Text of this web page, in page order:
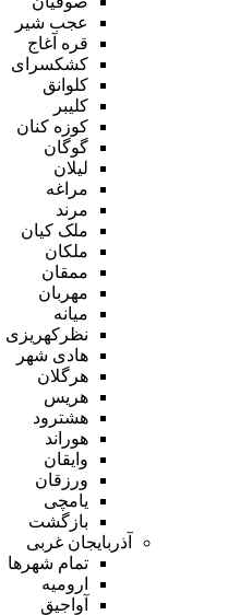
عجب شیر
قره آغاج
کشکسرای
کلوانق
کلیبر
کوزه کنان
گوگان
لیلان
مراغه
مرند
ملک کیان
ملکان
ممقان
مهربان
میانه
نظرکهریزی
هادی شهر
هرگلان
هریس
هشترود
هوراند
وایقان
ورزقان
یامچی
بازگشت
آذربایجان غربی
تمام شهر‌ها
ارومیه
آواجیق